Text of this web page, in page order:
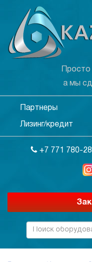
а мы
Партнеры
Лизинг/кредит
+7 771 780-